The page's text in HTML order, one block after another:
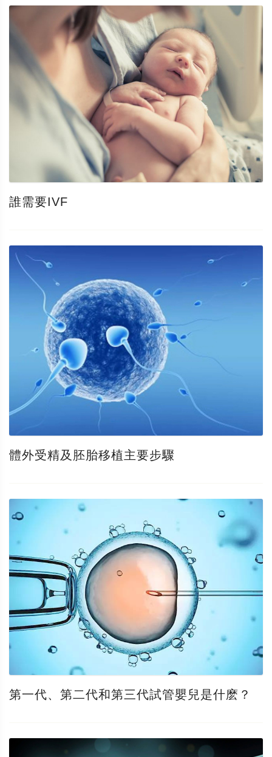
誰需要IVF
體外受精及胚胎移植主要步驟
第一代、第二代和第三代試管嬰兒是什麽？